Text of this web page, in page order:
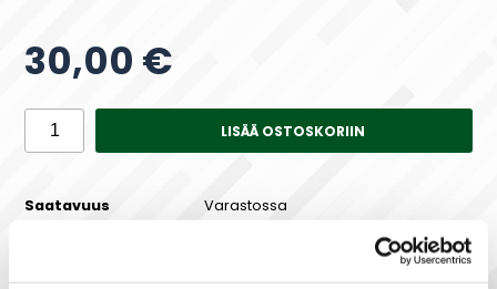
30,00 €
LISÄÄ OSTOSKORIIN
Saatavuus Varastossa